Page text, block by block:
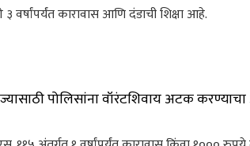
कारावास आणि दंडाची शिक्षा आहे.
पोलिसांना वॉरंटशिवाय अटक